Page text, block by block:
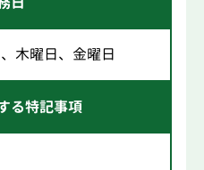
木曜日、金曜日
る特記事項